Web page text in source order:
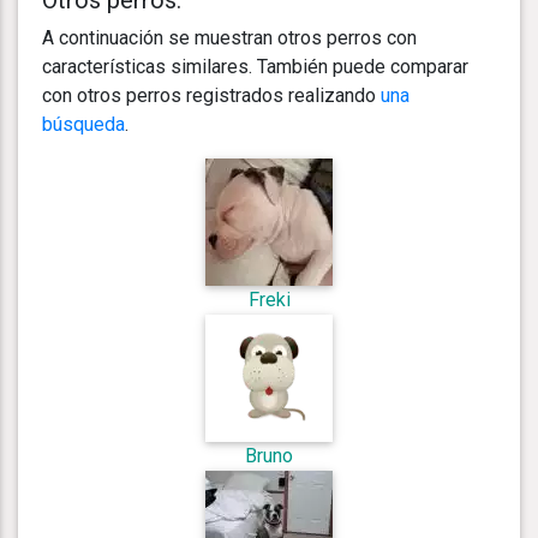
A continuación se muestran otros perros con
características similares. También puede comparar
con otros perros registrados realizando una
búsqueda.
Freki
Bruno